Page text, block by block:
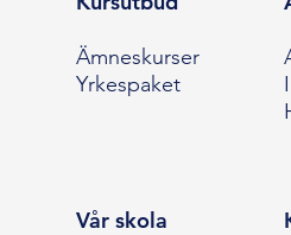
Ämneskurser
Yrkespaket
Vår skola